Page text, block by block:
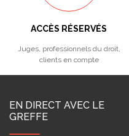
ACCÈS RÉSERVÉS
Juges, professionnels du droit,
clients en compte
EN DIRECT AVEC LE
GREFFE